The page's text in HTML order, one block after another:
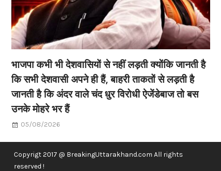
भाजपा कभी भी देशवासियों से नहीं लड़ती क्योंकि जानती है
कि सभी देशवासी अपने ही हैं, बाहरी ताकतों से लड़ती है
जानती है कि अंदर वाले चंद धुर विरोधी ऐजेंडेबाज तो बस
उनके मोहरे भर हैं
05/08/2026
Copyrigt 2017 @ BreakingUttarakhand.com All rights
reserved !